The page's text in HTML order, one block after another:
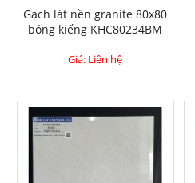
Gạch lát nền granite 80x80
bóng kiếng KHC80234BM
Giá: Liên hệ